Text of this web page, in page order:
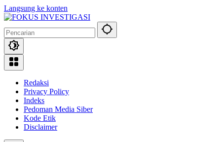
Langsung ke konten
Redaksi
Privacy Policy
Indeks
Pedoman Media Siber
Kode Etik
Disclaimer